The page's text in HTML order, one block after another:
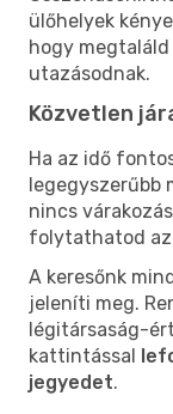
ülőhelyek
hogy
utazásodnak.
Közvetlen
Ha az idő
legegyszerűbb
nincs
folytathatod
A keresőnk
jeleníti meg.
légitársaság-
kattintással
jegyedet.